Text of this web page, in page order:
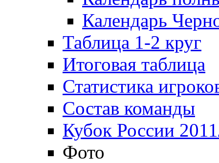
Календарь
Таблица 1-2 круг
Итоговая таблица
Статистика
Состав команды
Кубок России
Фото